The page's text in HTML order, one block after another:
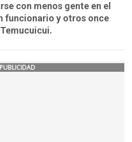
con menos gente en el
funcionario y otros once
PUBLICIDAD